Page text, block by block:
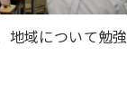
地域について勉強